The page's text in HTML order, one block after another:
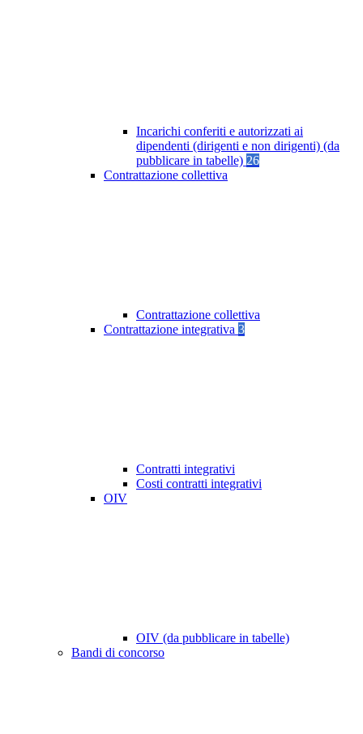
Incarichi conferiti e autorizzati ai
dipendenti (dirigenti e non dirigenti) (da
pubblicare in tabelle) 26
Contrattazione collettiva
Contrattazione collettiva
Contrattazione integrativa 3
Contratti integrativi
Costi contratti integrativi
OIV
OIV (da pubblicare in tabelle)
Bandi di concorso